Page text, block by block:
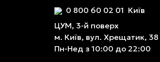
0 800 60 02 01 Київ
ЦУМ, 3-й поверх
м. Київ, вул. Хрещатик, 38
Пн-Нед з 10:00 до 22:00